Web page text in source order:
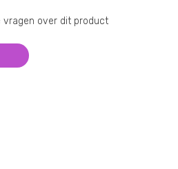
over dit product